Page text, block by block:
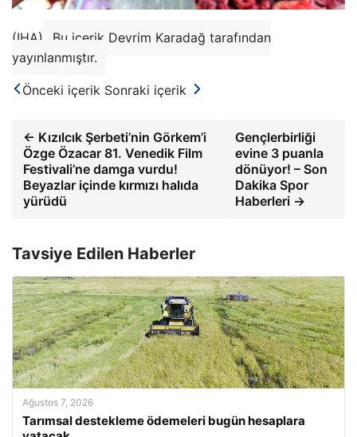
(IHA)
Bu içerik Devrim Karadağ tarafından
yayınlanmıştır.
Önceki içerik Sonraki içerik
← Kızılcık Şerbeti’nin Görkem’i
Özge Özacar 81. Venedik Film
Festivali’ne damga vurdu!
Beyazlar içinde kırmızı halıda
yürüdü
Gençlerbirliği
evine 3 puanla
dönüyor! – Son
Dakika Spor
Haberleri →
Tavsiye Edilen Haberler
Ağustos 7, 2026
Tarımsal destekleme ödemeleri bugün hesaplara